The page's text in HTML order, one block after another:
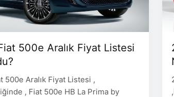
500e Aralık Fiyat Listesi
500e Aralık Fiyat Listesi ,
, Fiat 500e HB La Prima by